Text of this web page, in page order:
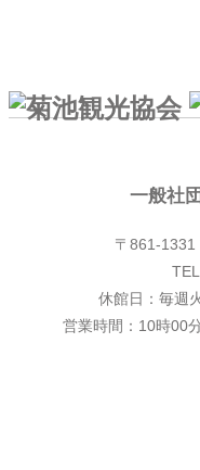
一般社団法人 菊池観光協会
一般社
〒861-1331
休館日：毎週
営業時間：10時00